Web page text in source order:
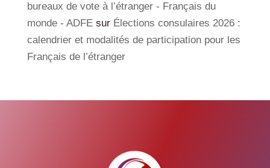
bureaux de vote à l’étranger - Français du
monde - ADFEsur Élections consulaires 2026 :
calendrier et modalités de participation pour les
Français de l’étranger